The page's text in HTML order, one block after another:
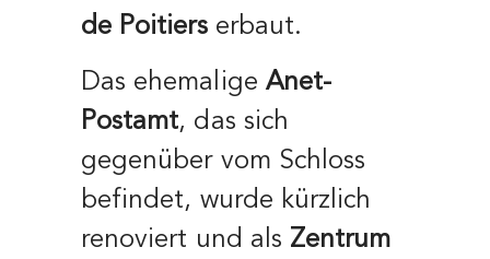
de Poitierserbaut.
Das ehemalige Anet-
Postamt, das sich
gegenüber vom Schloss
befindet, wurde kürzlich
renoviert und als Zentrum